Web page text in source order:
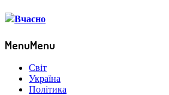
MenuMenu
Світ
Україна
Політика